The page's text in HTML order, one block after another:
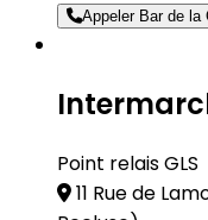
Appeler Bar de la
Point relais GLS
11 Rue de